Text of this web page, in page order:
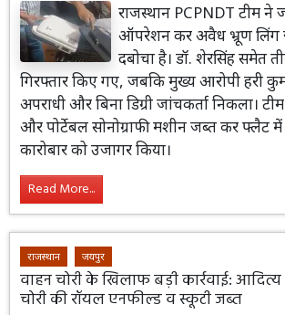
राजस्थान PCPNDT टीम ने
ऑपरेशन कर अवैध भ्रूण लिंग
दबोचा है। डॉ. शेरसिंह समेत
गिरफ्तार किए गए, जबकि मुख्य आरोपी हरी
अपराधी और बिना डिग्री जांचकर्ता निकला।
और पोर्टेबल सोनोग्राफी मशीन जब्त कर फ्लैट
कारोबार को उजागर किया।
Read More...
राजस्थान जयपुर
वाहन चोरी के खिलाफ बड़ी कार्रवाई: आदित्य
चोरी की रॉयल एनफील्ड व स्कूटी जब्त